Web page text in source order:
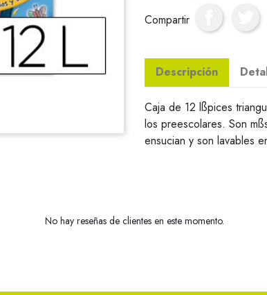
Compartir
Descripción
Caja de 12 lßpices
los preescolares. Son
ensucian y son lavables
No hay reseñas de clientes en este momento.